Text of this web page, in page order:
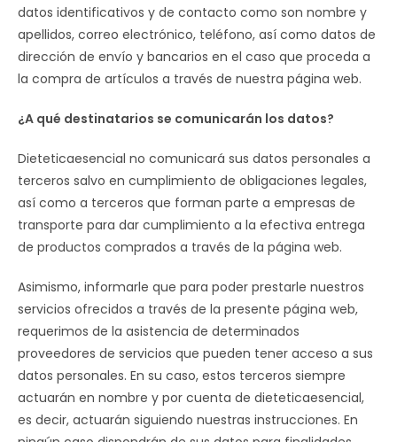
datos identificativos y de contacto como son nombre y
apellidos, correo electrónico, teléfono, así como datos de
dirección de envío y bancarios en el caso que proceda a
la compra de artículos a través de nuestra página web.
¿A qué destinatarios se comunicarán los datos?
Dieteticaesencial no comunicará sus datos personales a
terceros salvo en cumplimiento de obligaciones legales,
así como a terceros que forman parte a empresas de
transporte para dar cumplimiento a la efectiva entrega
de productos comprados a través de la página web.
Asimismo, informarle que para poder prestarle nuestros
servicios ofrecidos a través de la presente página web,
requerimos de la asistencia de determinados
proveedores de servicios que pueden tener acceso a sus
datos personales. En su caso, estos terceros siempre
actuarán en nombre y por cuenta de dieteticaesencial,
es decir, actuarán siguiendo nuestras instrucciones. En